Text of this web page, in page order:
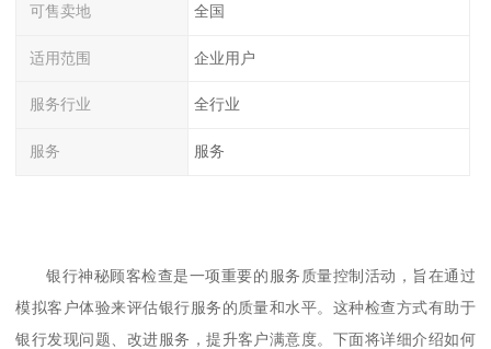
可售卖地 全国
适用范围 企业用户
服务行业 全行业
服务 服务
银行神秘顾客检查是一项重要的服务质量控制活动，旨在通过
模拟客户体验来评估银行服务的质量和水平。这种检查方式有助于
银行发现问题、改进服务，提升客户满意度。下面将详细介绍如何